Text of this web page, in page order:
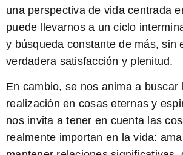
una perspectiva de vida centrada
puede llevarnos a un ciclo
y búsqueda constante de más, sin
verdadera satisfacción y plenitud.
En cambio, se nos anima a buscar
realización en cosas eternas y
nos invita a tener en cuenta las
realmente importan en la vida: